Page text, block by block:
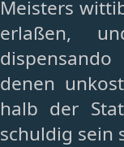
Meisters
erlaßen,
denen
halb der
schuldig sein